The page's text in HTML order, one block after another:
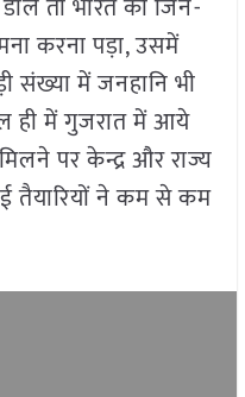
तो भारत को जिन-
करना पड़ा, उसमें
संख्या में जनहानि भी
ही में गुजरात में आये
पर केन्द्र और राज्य
तैयारियों ने कम से कम